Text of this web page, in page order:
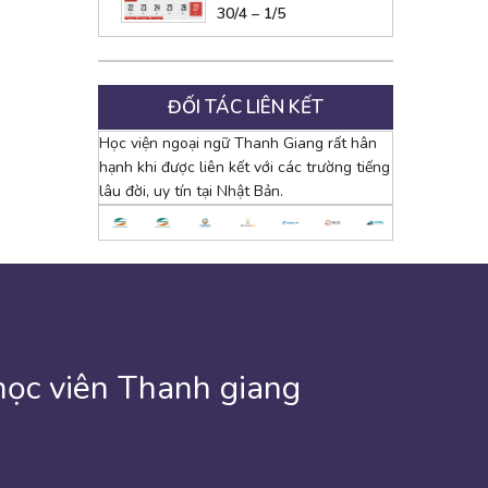
30/4 – 1/5
ĐỐI TÁC LIÊN KẾT
Học viện ngoại ngữ Thanh Giang rất hân
hạnh khi được liên kết với các trường tiếng
lâu đời, uy tín tại Nhật Bản.
viên Thanh giang
tháng trôi qua. Trước khi đến với trung tâm “Thanh
học ở trung tâm Thanh Giang đã được hai tháng rồi.
cùng cũng có kết quả rồi. Em không biết viết gì cho
mình học . Thanh Giang giống như một ngôi trường
rất nhiệt tình giúp đỡ về việc học tiếng cũng như là
tuần. Cho tới hôm nay tôi đã có 54 sáng mai thức